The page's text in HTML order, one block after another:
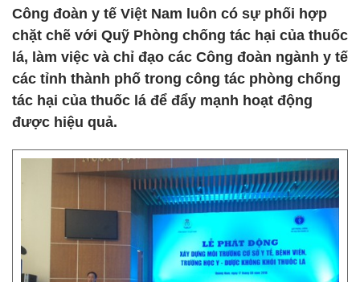
Công đoàn y tế Việt Nam luôn có sự phối hợp
chặt chẽ với Quỹ Phòng chống tác hại của thuốc
lá, làm việc và chỉ đạo các Công đoàn ngành y tế
các tỉnh thành phố trong công tác phòng chống
tác hại của thuốc lá để đẩy mạnh hoạt động
được hiệu quả.